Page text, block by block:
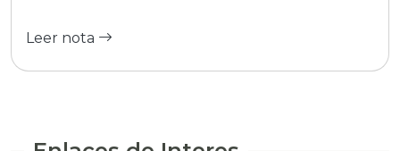
Leer nota